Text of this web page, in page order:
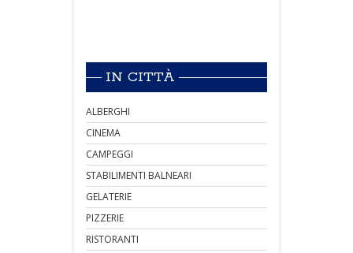
IN CITTÀ
ALBERGHI
CINEMA
CAMPEGGI
STABILIMENTI BALNEARI
GELATERIE
PIZZERIE
RISTORANTI